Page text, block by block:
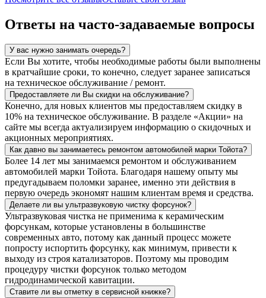
Ответы на часто-задаваемые вопросы
У вас нужно занимать очередь?
Если Вы хотите, чтобы необходимые работы были выполнены
в кратчайшие сроки, то конечно, следует заранее записаться
на техническое обслуживание / ремонт.
Предоставляете ли Вы скидки на обслуживание?
Конечно, для новых клиентов мы предоставляем скидку в
10% на техническое обслуживание. В разделе «Акции» на
сайте мы всегда актуализируем информацию о скидочных и
акционных мероприятиях.
Как давно вы занимаетесь ремонтом автомобилей марки Тойота?
Более 14 лет мы занимаемся ремонтом и обслуживанием
автомобилей марки Тойота. Благодаря нашему опыту мы
предугадываем поломки заранее, именно эти действия в
первую очередь экономят нашим клиентам время и средства.
Делаете ли вы ультразвуковую чистку форсунок?
Ультразвуковая чистка не применима к керамическим
форсункам, которые установлены в большинстве
современных авто, потому как данный процесс можете
попросту испортить форсунку, как минимум, привести к
выходу из строя катализаторов. Поэтому мы проводим
процедуру чистки форсунок только методом
гидродинамической кавитации.
Ставите ли вы отметку в сервисной книжке?